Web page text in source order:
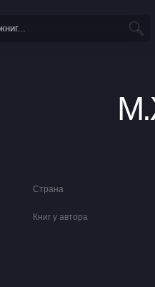
Страна
Книг у автора